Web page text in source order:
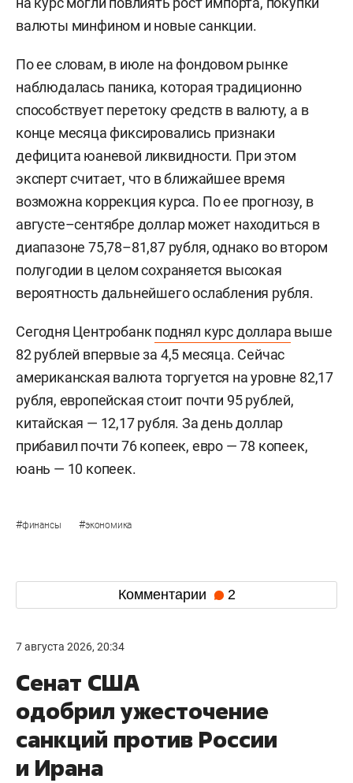
валюты минфином и новые санкции.
По ее словам, в июле на фондовом рынке
наблюдалась паника, которая традиционно
способствует перетоку средств в валюту, а в
конце месяца фиксировались признаки
дефицита юаневой ликвидности. При этом
эксперт считает, что в ближайшее время
возможна коррекция курса. По ее прогнозу, в
августе–сентябре доллар может находиться в
диапазоне 75,78–81,87 рубля, однако во втором
полугодии в целом сохраняется высокая
вероятность дальнейшего ослабления рубля.
Сегодня Центробанк поднял курс доллара выше
82 рублей впервые за 4,5 месяца. Сейчас
американская валюта торгуется на уровне 82,17
рубля, европейская стоит почти 95 рублей,
китайская — 12,17 рубля. За день доллар
прибавил почти 76 копеек, евро — 78 копеек,
юань — 10 копеек.
#финансы #экономика
Комментарии 2
7 августа 2026, 20:34
Сенат США
одобрил ужесточение
санкций против России
и Ирана